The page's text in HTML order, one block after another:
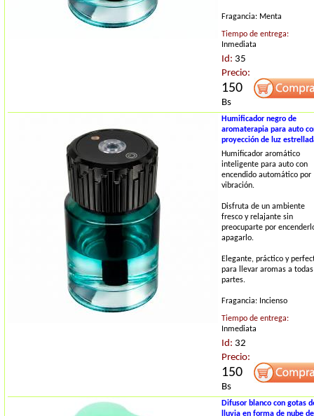
Fragancia: Menta
Tiempo de entrega:
Inmediata
Id: 35
Precio:
150
Bs
Humificador negro de
aromaterapia para auto
proyección de luz
Humificador aromático
inteligente para auto con
encendido automático por
vibración.
Disfruta de un ambiente
fresco y relajante sin
preocuparte por
apagarlo.
Elegante, práctico y
para llevar aromas a todas
partes.
Fragancia: Incienso
Tiempo de entrega:
Inmediata
Id: 32
Precio:
150
Bs
Difusor blanco con gotas
lluvia en forma de nube de